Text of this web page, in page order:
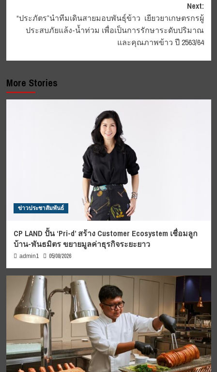
Next:
“ประภัตร”นำทีมเดินสายมอบพันธุ์ข้าว เยียวยาเกษตรกรผู้
ประสบภัยแล้ง-น้ำท่วม เพื่อเป็นการรักษาระดับปริมาณ
และคุณภาพข้าว ปี 2563/64
More Stories
ข่าวประชาสัมพันธ์
CP LAND ปั้น ‘Pri-d’ สร้าง Customer Ecosystem เชื่อมลูก
บ้าน-พันธมิตร ขยายมูลค่าธุรกิจระยะยาว
admin1 05/08/2026